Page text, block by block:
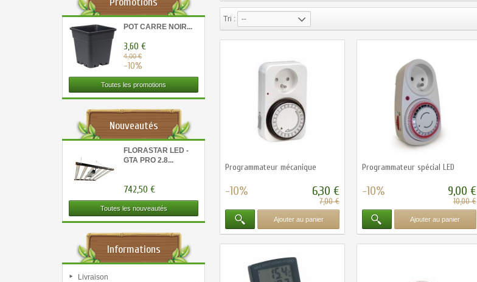
POT CARRE NOIR...
3,60 €
4,00 €
-10%
Toutes les promotions
Nouveautés
FLORASTAR LED -
GTA PRO 2.8...
742,50 €
Toutes les nouveautés
Informations
Livraison
Tri : --
Programmateur mécanique
-10% 6,30 €
7,00 €
Ajouter au panier
Programmateur spécial LED
-10% 9,00 €
10,00 €
Ajouter au panier